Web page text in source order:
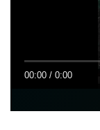
00:00 / 0:00